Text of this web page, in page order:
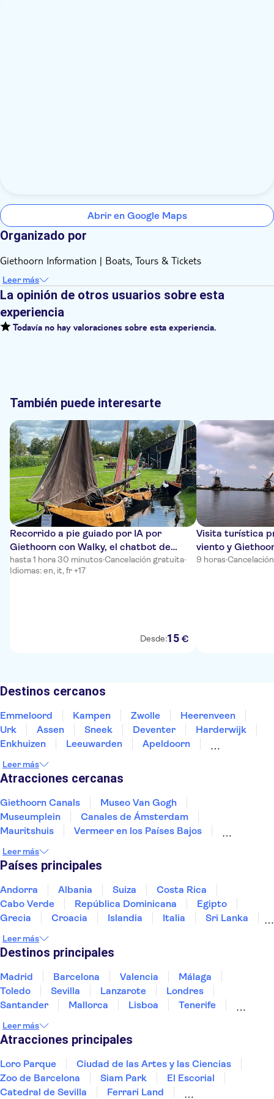
Abrir en Google Maps
Organizado por
Giethoorn Information | Boats, Tours & Tickets
Leer más
La opinión de otros usuarios sobre esta
experiencia
Todavía no hay valoraciones sobre esta experiencia.
También puede interesarte
Recorrido a pie guiado por IA por
Giethoorn con Walky, el chatbot de
WhatsApp
hasta 1 hora 30 minutos·Cancelación gratuita·
Idiomas: en, it, fr +17
Desde:15 €
Visita turística
viento y
9 horas·
Destinos cercanos
Emmeloord Kampen Zwolle
Heerenveen
Urk
Assen Sneek Deventer
Harderwijk
Enkhuizen
Leeuwarden
Apeldoorn
Leer más
Atracciones cercanas
Giethoorn Canals
Museo Van Gogh
Museumplein
Canales de Ámsterdam
Mauritshuis
Vermeer en los Países Bajos
A'DAM Lookout
Anne Frank
Zoo Artis
Madame Tussauds Ámsterdam
The Upside Down
Canales de Utrecht
Leer más
Países principales
Andorra Albania Suiza
Costa Rica
Cabo Verde
República Dominicana
Egipto
Grecia
Croacia Islandia Italia
Sri Lanka
Portugal
Tailandia
Leer más
Destinos principales
Madrid Barcelona Valencia
Málaga
Toledo
Sevilla Lanzarote
Londres
Santander
Mallorca Lisboa
Tenerife
Bilbao
Menorca Granada
Leer más
Atracciones principales
Loro Parque
Ciudad de las Artes y las Ciencias
Zoo de Barcelona
Siam Park
El Escorial
Catedral de Sevilla
Ferrari Land